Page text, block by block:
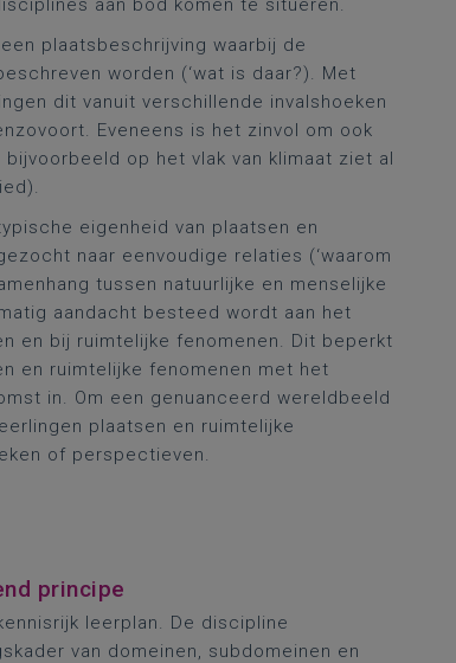
aan bod komen te situeren.
plaatsbeschrijving waarbij de
worden (‘wat is daar?). Met
dit vanuit verschillende invalshoeken
Eveneens is het zinvol om ook
op het vlak van klimaat ziet al
eigenheid van plaatsen en
naar eenvoudige relaties (‘waarom
tussen natuurlijke en menselijke
aandacht besteed wordt aan het
en bij ruimtelijke fenomenen. Dit beperkt
en ruimtelijke fenomenen met het
in. Om een genuanceerd wereldbeeld
plaatsen en ruimtelijke
of perspectieven.
principe
leerplan. De discipline
van domeinen, subdomeinen en